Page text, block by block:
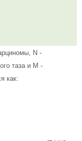
N -
таза и M -
как: